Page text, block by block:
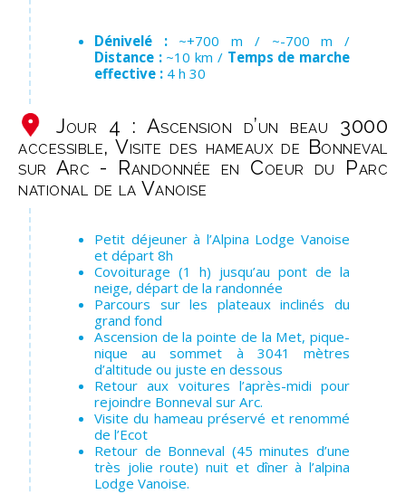
Dénivelé : ~+700 m / ~-700 m /
Distance : ~10 km / Temps de marche
effective : 4 h 30
Jour 4 : Ascension d’un beau 3000
accessible, Visite des hameaux de Bonneval
sur Arc - Randonnée en Coeur du Parc
national de la Vanoise
Petit déjeuner à l’Alpina Lodge Vanoise
et départ 8h
Covoiturage (1 h) jusqu’au pont de la
neige, départ de la randonnée
Parcours sur les plateaux inclinés du
grand fond
Ascension de la pointe de la Met, pique-
nique au sommet à 3041 mètres
d’altitude ou juste en dessous
Retour aux voitures l’après-midi pour
rejoindre Bonneval sur Arc.
Visite du hameau préservé et renommé
de l’Ecot
Retour de Bonneval (45 minutes d’une
très jolie route) nuit et dîner à l’alpina
Lodge Vanoise.